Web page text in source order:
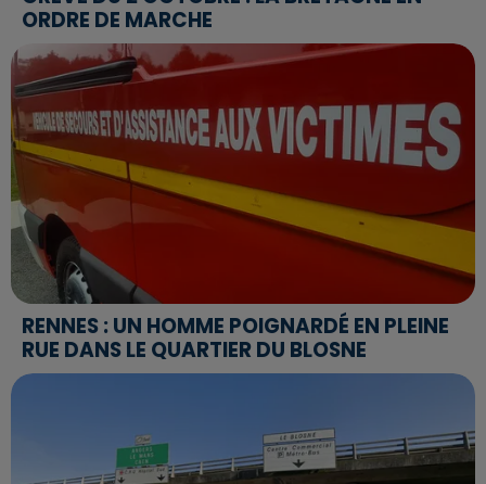
ORDRE DE MARCHE
RENNES : UN HOMME POIGNARDÉ EN PLEINE
RUE DANS LE QUARTIER DU BLOSNE